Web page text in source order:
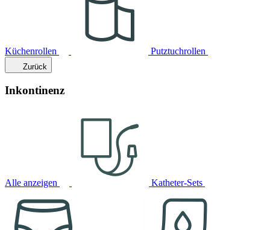
Küchenrollen Putztuchrollen
Zurück
Inkontinenz
Alle anzeigen Katheter-Sets